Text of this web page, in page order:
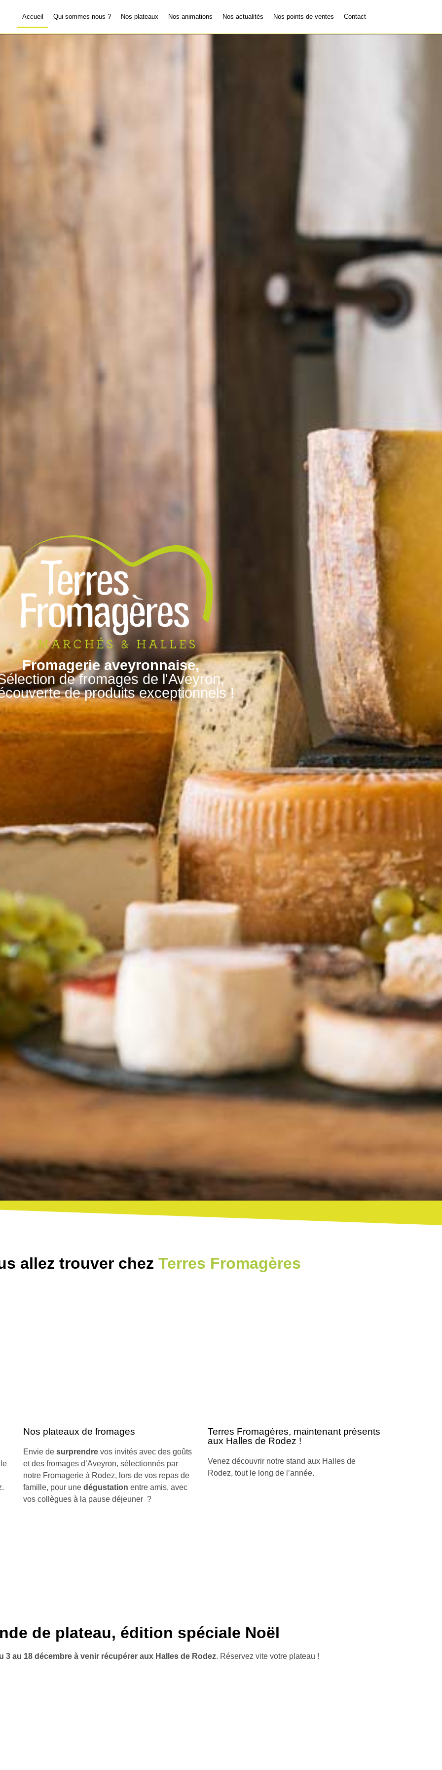
Accueil Qui sommes nous ? Nos plateaux Nos animations Nos actualités Nos points de ventes Contact
Fromagerie aveyronnaise,
de fromages de l'Aveyron,
de produits exceptionnels !
allez trouver chez Terres Fromagères
Nos plateaux de fromages
Envie desurprendre vos invités avec des goûts
et des fromages d’Aveyron, sélectionnés par
notre Fromagerie à Rodez, lors de vos repas de
famille, pour unedégustation entre amis, avec
vos collègues à la pause déjeuner ?
Terres Fromagères, maintenant présents
aux Halles de Rodez !
Venez découvrir notre stand aux Halles de
Rodez, tout le long de l’année.
de plateau, édition spéciale Noël
3 au 18 décembre à venir récupérer aux Halles de Rodez. Réservez vite votre plateau !